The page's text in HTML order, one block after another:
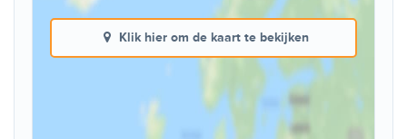
Klik hier om de kaart te bekijken